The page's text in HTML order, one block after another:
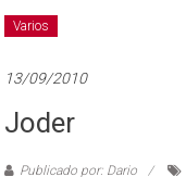
Varios
13/09/2010
Joder
Publicado por: Dario